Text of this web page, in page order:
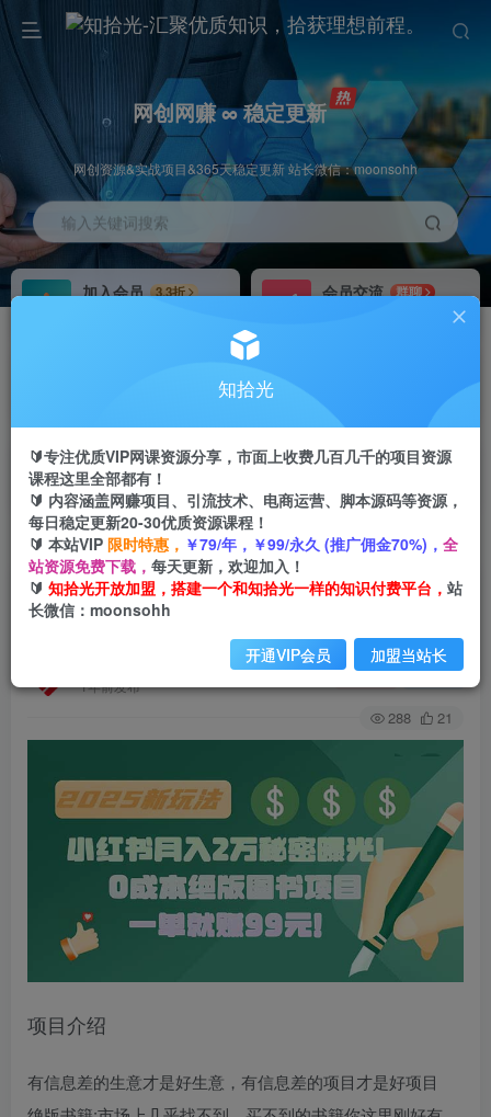
网创网赚 ∞ 稳定更新
网创资源&实战项目&365天稳定更新 站长微信：moonsohh
输入关键词搜索
加入会员
3.3折
会员交流
群聊
首页 会员免费 正文
小红书月入2万秘密曝光！绝版图书项目，一单就
赚99元！
1年前发布
关注 私信
288 21
项目介绍
有信息差的生意才是好生意，有信息差的项目才是好项目
知拾光
🔰专注优质VIP网课资源分享，市面上收费几百几千的项目资源
课程这里全部都有！
🔰 内容涵盖网赚项目、引流技术、电商运营、脚本源码等资源，
每日稳定更新20-30优质资源课程！
🔰 本站VIP 限时特惠， ￥79/年，￥99/永久 (推广佣金70%)， 全
站资源免费下载， 每天更新，欢迎加入！
🔰 知拾光开放加盟，搭建一个和知拾光一样的知识付费平台， 站
长微信：moonsohh
开通VIP会员 加盟当站长